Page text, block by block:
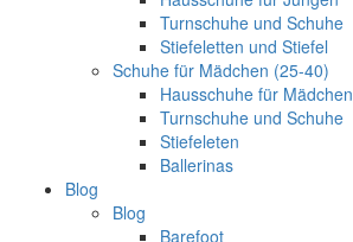
Turnschuhe und Schuhe
Stiefeletten und Stiefel
Schuhe für Mädchen (25-40)
Hausschuhe für Mädchen
Turnschuhe und Schuhe
Stiefeleten
Ballerinas
Blog
Blog
Barefoot